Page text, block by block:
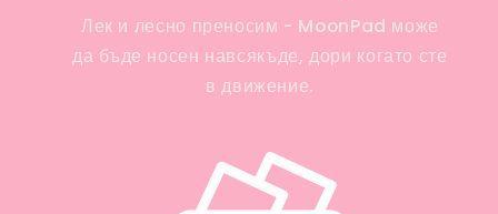
Лек и лесно преносим - MoonPad може
да бъде носен навсякъде, дори когато сте
в движение.